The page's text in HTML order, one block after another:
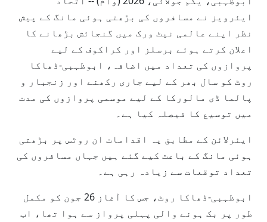
ایئرویز نے مسافروں کی بڑھتی ہوئی مانگ کے پیش
نظر اپنے عالمی نیٹ ورک میں گنجائش بڑھانے کا
اعلان کرتے ہوئے برسلز اور کراکوف کے لیے
پروازوں کی تعداد میں اضافہ، ابوظہبی-ڈھاکا
روٹ کو سال بھر کے لیے جاری رکھنے اور زنجبار و
پالما ڈی مالورکا کے لیے موسمی پروازوں کی مدت
میں توسیع کا فیصلہ کیا ہے۔
ایئرلائن کے مطابق یہ اقدامات ان روٹس پر بڑھتی
ہوئی مانگ کے باعث کیے گئے ہیں جہاں مسافروں کی
تعداد توقعات سے زیادہ رہی ہے۔
ابوظہبی-ڈھاکا روٹ، جس کا آغاز 26 جون کو مکمل
طور پر بک ہونے والی پہلی پرواز سے ہوا تھا، اب